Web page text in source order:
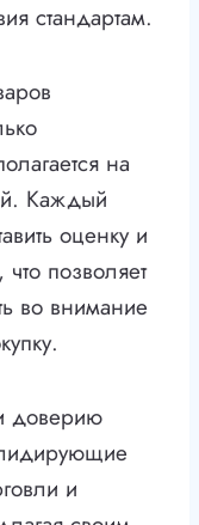
стандартам.
на
Каждый
оценку и
позволяет
во внимание
доверию
и